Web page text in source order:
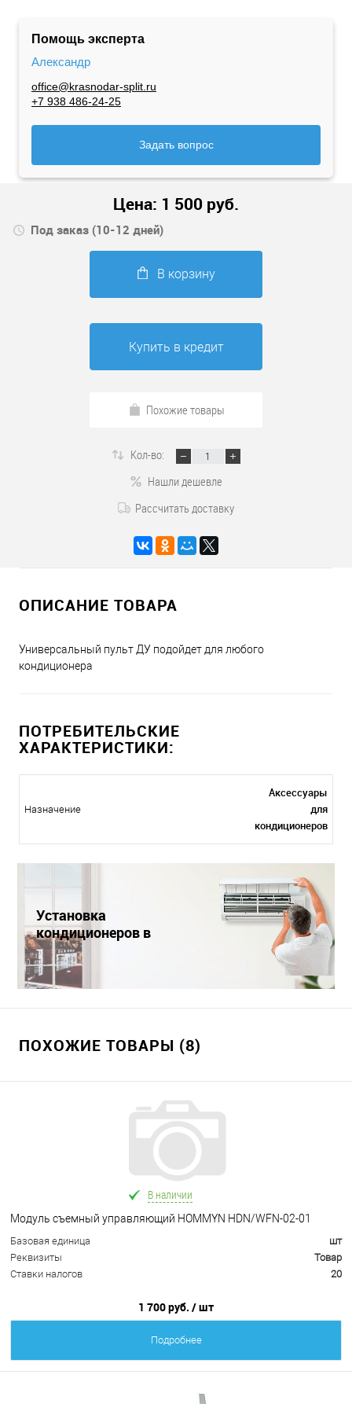
Помощь эксперта
Александр
office@krasnodar-split.ru
+7 938 486-24-25
Задать вопрос
Цена: 1 500 руб.
Под заказ (10-12 дней)
В корзину
Купить в кредит
Похожие товары
Кол-во:
Нашли дешевле
Рассчитать доставку
ОПИСАНИЕ ТОВАРА
Универсальный пульт ДУ подойдет для любого
кондиционера
ПОТРЕБИТЕЛЬСКИЕ
ХАРАКТЕРИСТИКИ:
Назначение
Аксессуары
для
кондиционеров
Установка
кондиционеров в
Краснодаре
ПОХОЖИЕ ТОВАРЫ (8)
В наличии
Модуль съемный управляющий HOMMYN HDN/WFN-02-01
Базовая единица
шт
Реквизиты
Товар
Ставки налогов
20
1 700 руб. / шт
Подробнее